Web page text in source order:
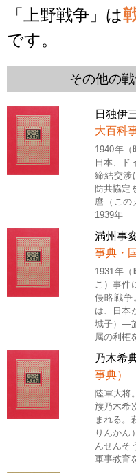
「上野戦争」は
です。
その他の
日独伊
大百科
1940年（
日本、ド
締結交渉
防共協定
麿（この
1939年
満州事
事典・
1931年
こ）事件
侵略戦
は、日本
城子）―
属の利権
乃木希
事典）
陸軍大将
族乃木希
まれる。
りんかん
んせんそ
軍事教育